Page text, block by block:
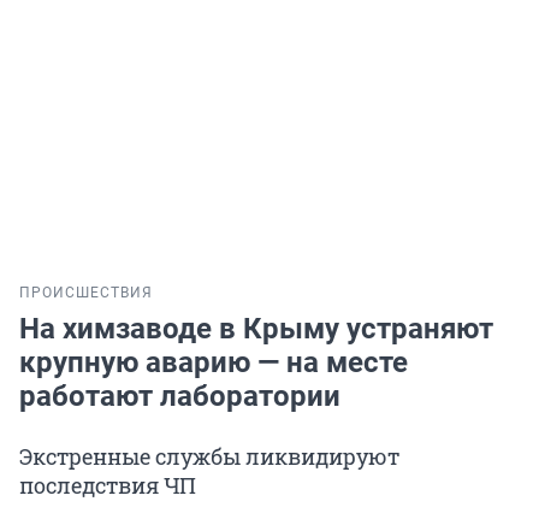
ПРОИСШЕСТВИЯ
На химзаводе в Крыму устраняют
крупную аварию — на месте
работают лаборатории
Экстренные службы ликвидируют
последствия ЧП